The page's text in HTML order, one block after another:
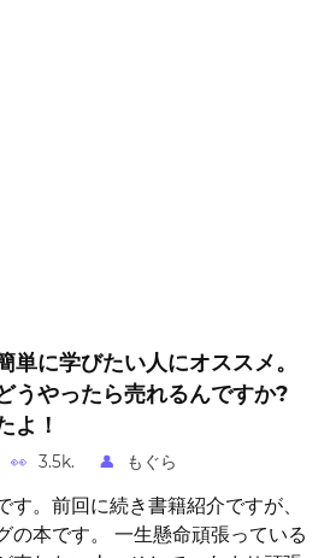
単に学びたい人にオススメ。
うやったら売れるんですか?
よ！
3.5k. もぐら
す。前回に続き書籍紹介ですが、
の本です。 一生懸命頑張っている